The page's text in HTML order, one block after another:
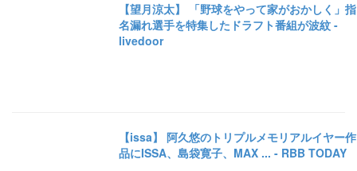
【望月涼太】 「野球をやって家がおかしく」指
名漏れ選手を特集したドラフト番組が波紋 -
livedoor
【issa】 阿久悠のトリプルメモリアルイヤー作
品にISSA、島袋寛子、MAX ... - RBB TODAY